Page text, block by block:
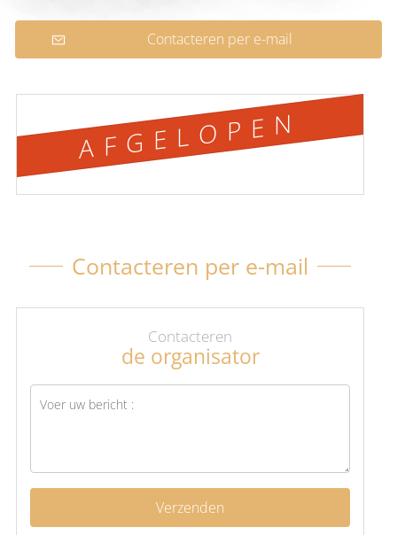
Contacteren per e-mail
AFGELOPEN
Contacteren per e-mail
Contacteren
de organisator
Verzenden